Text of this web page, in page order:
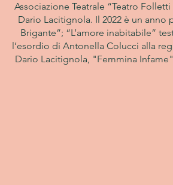
Associazione Teatrale “Teatro
Dario Lacitignola. Il 2022 è un
Brigante”; “L’amore inabitabile”
l’esordio di Antonella Colucci alla
Dario Lacitignola, "Femmina